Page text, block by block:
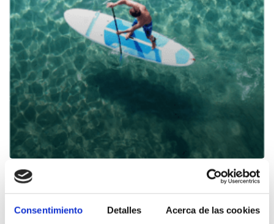
Consentimiento Detalles Acerca de las cookies
Paddle surf